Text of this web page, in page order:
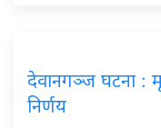
देवानगञ्ज घटना :
निर्णय